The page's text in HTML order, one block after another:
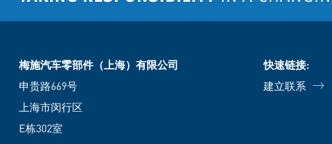
梅施汽车零部件（上海）有限公司
申贵路669号
上海市闵行区
E栋302室
快速链接:
建立联系